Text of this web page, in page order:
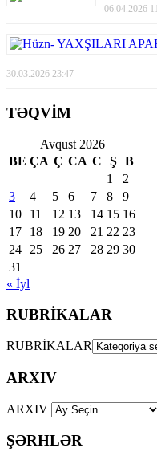
06.04.2026
30.03.2026 23:47
TƏQVİM
Avqust 2026
BE ÇA Ç CA C Ş
B
1
2
3
4 5 6 7 8
9
10
11 12 13 14 15 16
17
18 19 20 21 22 23
24
25 26 27 28 29 30
31
« İyl
RUBRİKALAR
RUBRİKALAR
ARXIV
ARXIV
ŞƏRHLƏR